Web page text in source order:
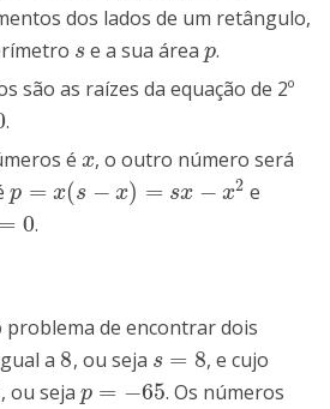
dos lados de um retângulo,
s
se a sua área p
p.
são as raízes da equação de 2º
.
é x
x, o outro número será
p = x(s − x) = sx − x2
p =x( s−x)=sx −x2
e
= 0.
de encontrar dois
a 8
8, ou seja s = 8
s=8
, e cujo
, ou seja p = −65
p=−65
. Os números